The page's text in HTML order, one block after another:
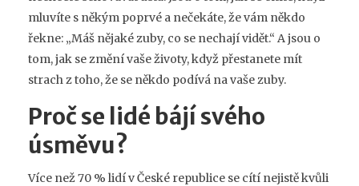
mluvíte s někým poprvé a nečekáte, že vám někdo
řekne: „Máš nějaké zuby, co se nechají vidět.“ A jsou o
tom, jak se změní vaše životy, když přestanete mít
strach z toho, že se někdo podívá na vaše zuby.
Proč se lidé bájí svého
úsměvu?
Více než 70 % lidí v České republice se cítí nejistě kvůli